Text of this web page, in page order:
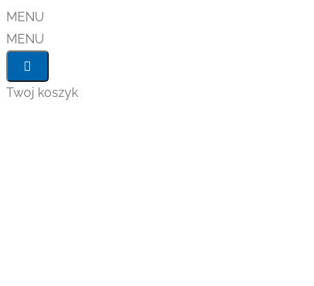
MENU
MENU
Twoj koszyk